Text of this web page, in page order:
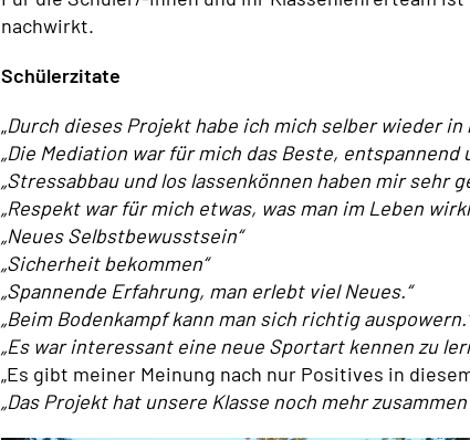
nachwirkt.
Schülerzitate
„Durch dieses Projekt habe ich mich selber wieder
„Die Mediation war für mich das Beste, entspannend
„Stressabbau und los lassenkönnen haben mir sehr
„Respekt war für mich etwas, was man im Leben
„Neues Selbstbewusstsein“
„Sicherheit bekommen“
„Spannende Erfahrung, man erlebt viel Neues.“
„Beim Bodenkampf kann man sich richtig
„Es war interessant eine neue Sportart kennen zu
„Es gibt meiner Meinung nach nur Positives in
„Das Projekt hat unsere Klasse noch mehr